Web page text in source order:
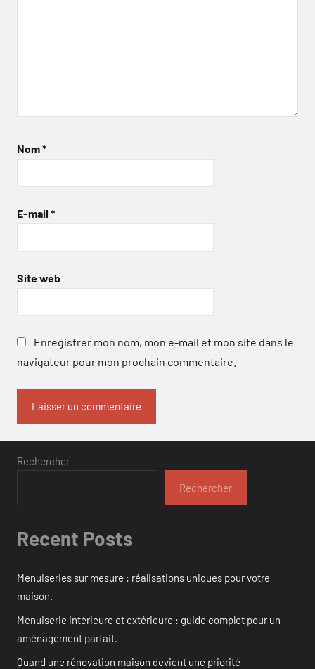
Nom*
E-mail *
Site web
Enregistrer mon nom, mon e-mail et mon site dans le
navigateur pour mon prochain commentaire.
Rechercher
Rechercher
Recent Posts
Menuiseries sur mesure : réalisations uniques pour votre
maison.
Menuiserie intérieure et extérieure : guide complet pour un
aménagement parfait.
Quand une rénovation maison devient une priorité